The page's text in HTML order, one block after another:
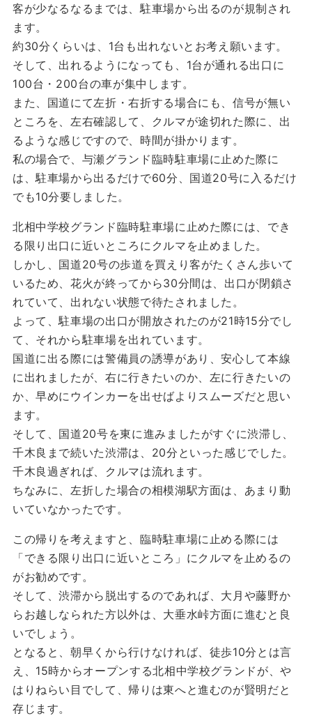
客が少なるなるまでは、駐車場から出るのが規制され
ます。
約30分くらいは、1台も出れないとお考え願います。
そして、出れるようになっても、1台が通れる出口に
100台・200台の車が集中します。
また、国道にて左折・右折する場合にも、信号が無い
ところを、左右確認して、クルマが途切れた際に、出
るような感じですので、時間が掛かります。
私の場合で、与瀬グランド臨時駐車場に止めた際に
は、駐車場から出るだけで60分、国道20号に入るだけ
でも10分要しました。
北相中学校グランド臨時駐車場に止めた際には、でき
る限り出口に近いところにクルマを止めました。
しかし、国道20号の歩道を買えり客がたくさん歩いて
いるため、花火が終ってから30分間は、出口が閉鎖さ
れていて、出れない状態で待たされました。
よって、駐車場の出口が開放されたのが21時15分でし
て、それから駐車場を出れています。
国道に出る際には警備員の誘導があり、安心して本線
に出れましたが、右に行きたいのか、左に行きたいの
か、早めにウインカーを出せばよりスムーズだと思い
ます。
そして、国道20号を東に進みましたがすぐに渋滞し、
千木良まで続いた渋滞は、20分といった感じでした。
千木良過ぎれば、クルマは流れます。
ちなみに、左折した場合の相模湖駅方面は、あまり動
いていなかったです。
この帰りを考えますと、臨時駐車場に止める際には
「できる限り出口に近いところ」にクルマを止めるの
がお勧めです。
そして、渋滞から脱出するのであれば、大月や藤野か
らお越しなられた方以外は、大垂水峠方面に進むと良
いでしょう。
となると、朝早くから行けなければ、徒歩10分とは言
え、15時からオープンする北相中学校グランドが、や
はりねらい目でして、帰りは東へと進むのが賢明だと
存じます。